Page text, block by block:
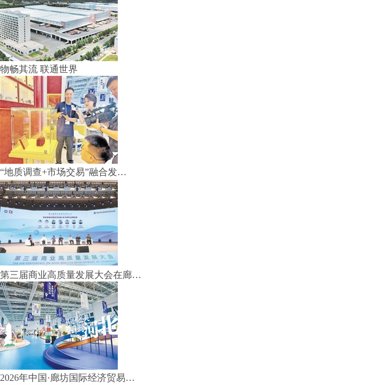
物畅其流 联通世界
“地质调查+市场交易”融合发…
第三届商业高质量发展大会在廊…
2026年中国·廊坊国际经济贸易…